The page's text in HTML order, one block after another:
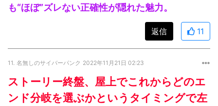
も“ほぼ”ズレない正確性が隠れた魅力。
返信 11
11. 名無しのサイバーパンク 2022年11月21日 02:23
ストーリー終盤、屋上でこれからどのエ
ンド分岐を選ぶかというタイミングで左